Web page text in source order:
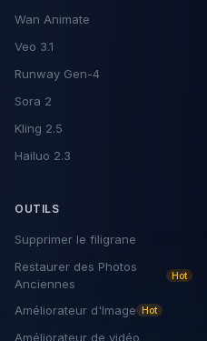
Wan Animate
Veo 3.1
Runway Gen-4
Sora 2
Kling 2.5
Hailuo 2.3
OUTILS
Supprimer le filigrane
Restaurer des Photos
Anciennes
Hot
Améliorateur d'Image Hot
Améliorateur de vidéo